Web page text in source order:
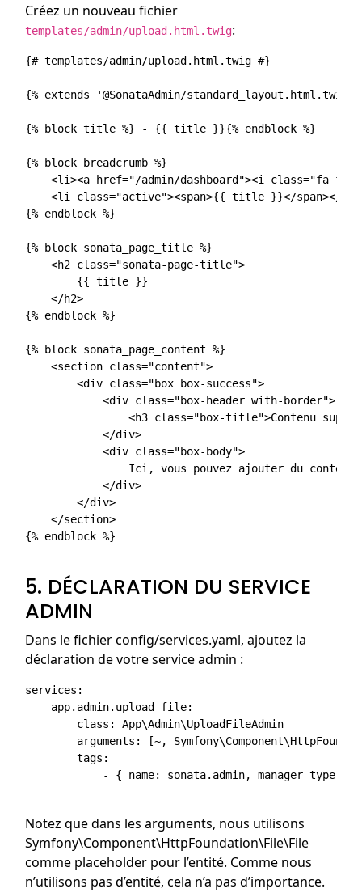
Créez un nouveau fichier
templates/admin/upload.html.twig:
{# templates/admin/upload.html.twig #}
{% extends '@SonataAdmin/standard_layout.html.twig'
{% block title %} - {{ title }}{% endblock %}
{% block breadcrumb %}
<li><a href="/admin/dashboard"><i class="fa fa-
    <li class="active"><span>{{ title }}</span></li>
{% endblock %}
{% block sonata_page_title %}
    <h2 class="sonata-page-title">
        {{ title }}
    </h2>
{% endblock %}
{% block sonata_page_content %}
    <section class="content">
        <div class="box box-success">
            <div class="box-header with-border">
<h3 class="box-title">Contenu
            </div>
            <div class="box-body">
Ici, vous pouvez ajouter du contenu
            </div>
        </div>
    </section>
{% endblock %}
5. DÉCLARATION DU SERVICE
ADMIN
Dans le fichier config/services.yaml, ajoutez la
déclaration de votre service admin :
services:
    app.admin.upload_file:
        class: App\Admin\UploadFileAdmin
arguments: [~,
        tags:
- { name: sonata.admin, manager_type:
Notez que dans les arguments, nous utilisons
Symfony\Component\HttpFoundation\File\File
comme placeholder pour l’entité. Comme nous
n’utilisons pas d’entité, cela n’a pas d’importance.